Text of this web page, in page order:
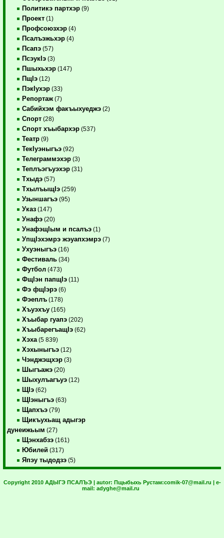
Политикэ партхэр (9)
Проект (1)
Профсоюзхэр (4)
Псалъэжьхэр (4)
Псапэ (57)
ПсэукIэ (3)
Пшыхьхэр (147)
ПщIэ (12)
ПэкIухэр (33)
Репортаж (7)
Сабийхэм факъыхуеджэ (2)
Спорт (28)
Спорт хъыбархэр (537)
Театр (9)
ТекIуэныгъэ (92)
Телеграммэхэр (3)
Теплъэгъуэхэр (31)
Тхыдэ (57)
ТхылъыщIэ (259)
Узыншагъэ (95)
Указ (147)
Унафэ (20)
УнафэщIым и псалъэ (1)
УпщIэхэмрэ жэуапхэмрэ (7)
Ухуэныгъэ (16)
Фестиваль (34)
Футбол (473)
ФщIэн папщIэ (11)
Фэ фщIэрэ (6)
Фэеплъ (178)
Хъуэхъу (165)
Хъыбар гуапэ (202)
ХъыбарегъащIэ (62)
Хэха (5 839)
Хэхыныгъэ (12)
Чэнджэщхэр (3)
Шыгъажэ (20)
Шыхулъагъуэ (12)
ЩIэ (62)
ЩIэныгъэ (63)
Щапхъэ (79)
Щикъухьащ адыгэр
дунеижьым (27)
Щэнхабзэ (161)
Юбилей (317)
Япэу тыдодзэ (5)
Copyright 2010 АДЫГЭ ПСАЛЪЭ | autor: Пщыбыхь Рустам:comik-07@mail.ru | e-
mail: adyghe@mail.ru